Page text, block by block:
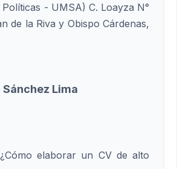
- UMSA) C. Loayza N°
de la Riva y Obispo Cárdenas,
Sánchez Lima
elaborar un CV de alto